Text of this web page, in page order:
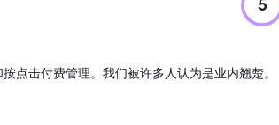
5
点击付费管理。我们被许多人认为是业内翘楚。